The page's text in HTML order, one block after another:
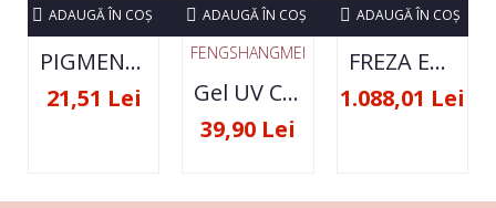
PIGMENT NEON SET 12 CULORI
21,51 Lei
ADAUGĂ ÎN COŞ
FENGSHANGMEI
Gel UV Constructie FSM 50ML - 07
39,90 Lei
ADAUGĂ ÎN COŞ
FREZA ELECTRICA STRONG 210 35000 RPM- ORIGINALA
1.088,01 Lei
ADAUGĂ ÎN COŞ